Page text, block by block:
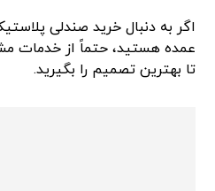
اگر به دنبال خرید صندلی
عمده هستید، حتماً از خدمات
تا بهترین تصمیم را بگیرید.